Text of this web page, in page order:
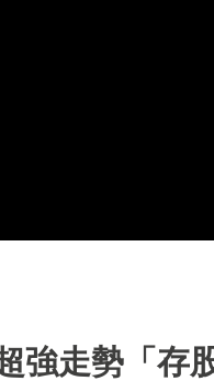
強走勢「存